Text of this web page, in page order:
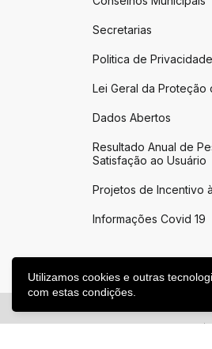
Secretarias
Politica de Privacidade
Lei Geral da Proteção
Dados Abertos
Resultado Anual de
Satisfação ao Usuário
Projetos de Incentivo
Informações Covid 19
Utilizamos cookies e outras
com estas condições.